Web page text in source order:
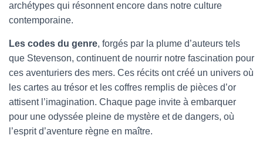
archétypes qui résonnent encore dans notre culture
contemporaine.
Les codes du genre, forgés par la plume d’auteurs tels
que Stevenson, continuent de nourrir notre fascination pour
ces aventuriers des mers. Ces récits ont créé un univers où
les cartes au trésor et les coffres remplis de pièces d’or
attisent l’imagination. Chaque page invite à embarquer
pour une odyssée pleine de mystère et de dangers, où
l’esprit d’aventure règne en maître.